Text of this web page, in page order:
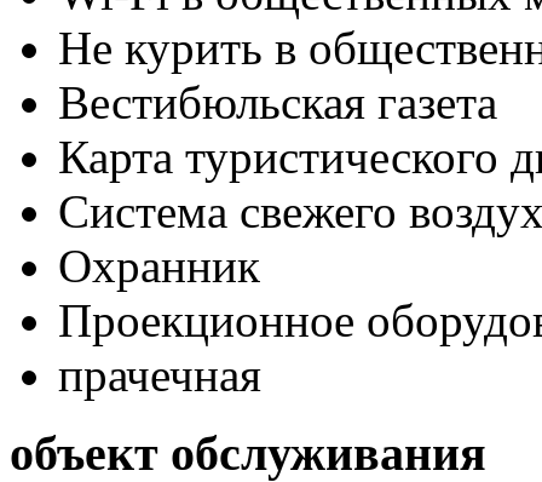
Не курить в
Вестибюльская газета
Карта туристического
Система свежего
Охранник
Проекционное
прачечная
объект обслуживания